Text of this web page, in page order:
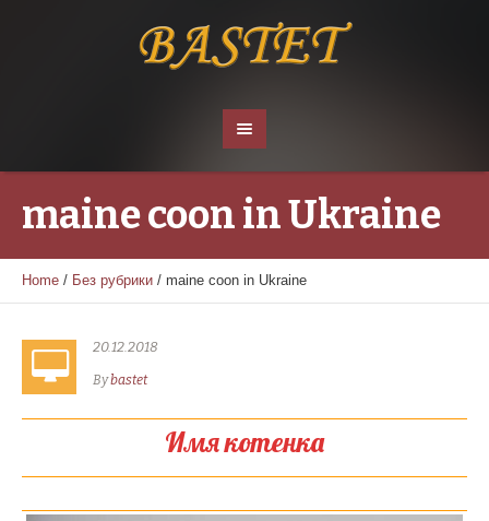
maine coon in Ukraine
Home / Без рубрики / maine coon in Ukraine
20.12.2018
Bybastet
Имя котенка